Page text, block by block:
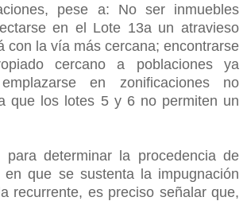
pese a: No ser inmuebles
en el Lote 13a un atravieso
con la vía más cercana; encontrarse
cercano a poblaciones ya
en zonificaciones no
que los lotes 5 y 6 no permiten un
para determinar la procedencia de
en que se sustenta la impugnación
recurrente, es preciso señalar que,